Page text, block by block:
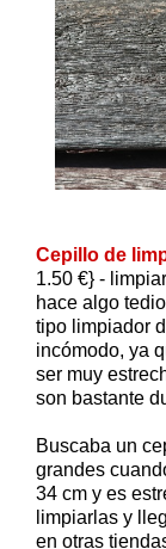
Cepillo de
1.50 €} -
hace algo
tipo limpiador
incómodo, ya
ser muy
son bastante
Buscaba un
grandes
34 cm y es
limpiarlas y
en otras